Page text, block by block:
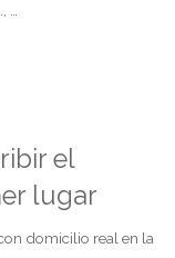
el
lugar
domicilio real en la